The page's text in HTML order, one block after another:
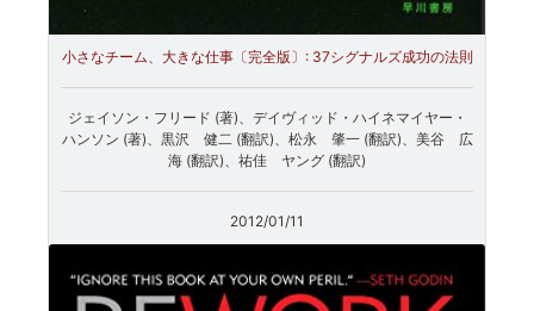
小さなチーム、大きな仕事〔完全版〕: 37シグナルズ成功の法則
ジェイソン・フリード (著)、デイヴィッド・ハイネマイヤー・
ハンソン (著)、黒沢 健二 (翻訳)、松永 肇一 (翻訳)、美谷 広
海 (翻訳)、祐佳 ヤング (翻訳)
2012/01/11